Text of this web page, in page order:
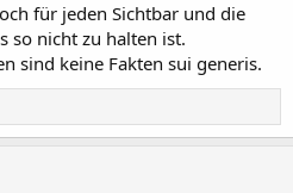
für jeden Sichtbar und die
so nicht zu halten ist.
sind keine Fakten sui generis.